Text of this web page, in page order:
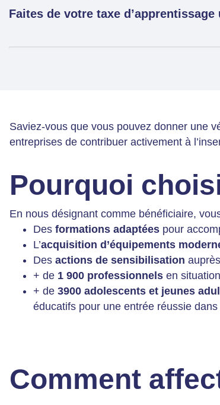
Faites de votre taxe
Saviez-vous que vous pouvez donner une
entreprises de contribuer activement à
Pourquoi
En nous désignant comme bénéficiaire,
Des formations adaptées pour
L’acquisition d’équipements
Des actions de sensibilisation
+ de 1 900 professionnels en
+ de 3900 adolescents et jeunes
éducatifs pour une entrée réussie
Comment